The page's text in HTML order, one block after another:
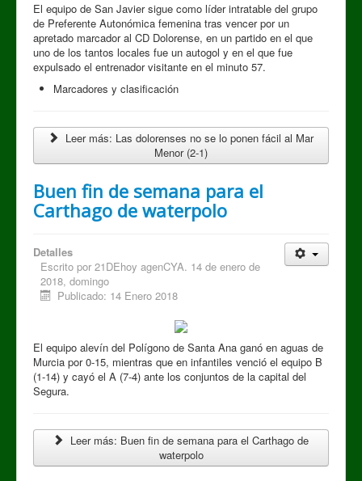
El equipo de San Javier sigue como líder intratable del grupo
de Preferente Autonómica femenina tras vencer por un
apretado marcador al CD Dolorense, en un partido en el que
uno de los tantos locales fue un autogol y en el que fue
expulsado el entrenador visitante en el minuto 57.
Marcadores y clasificación
Leer más: Las dolorenses no se lo ponen fácil al Mar
Menor (2-1)
Buen fin de semana para el
Carthago de waterpolo
Detalles
Escrito por 21DEhoy agenCYA. 14 de enero de
2018, domingo
Publicado: 14 Enero 2018
El equipo alevín del Polígono de Santa Ana ganó en aguas de
Murcia por 0-15, mientras que en infantiles venció el equipo B
(1-14) y cayó el A (7-4) ante los conjuntos de la capital del
Segura.
Leer más: Buen fin de semana para el Carthago de
waterpolo